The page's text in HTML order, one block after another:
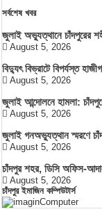
সর্বশেষ খবর
জুলাই অভ্যুত্থানে চাঁদপুরের
August 5, 2026
বিদ্যুৎ বিভ্রাটে বিপর্যস্ত
August 5, 2026
জুলাই আন্দোলনে হামলা:
August 5, 2026
জুলাই গনঅভ্যুত্থান স্মরণে
August 5, 2026
চাঁদপুর শহর, ডিসি অফিস-
August 5, 2026
চাঁদপুর ইমাজিন কম্পিউটার্স